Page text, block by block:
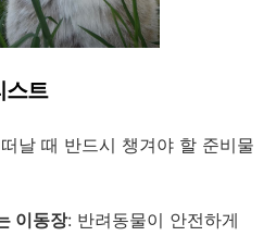
스트
날 때 반드시 챙겨야 할 준비물
이동장: 반려동물이 안전하게